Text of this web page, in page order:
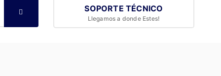
SOPORTE TÉCNICO
Llegamos a donde Estes!